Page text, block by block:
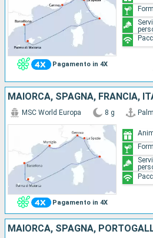
Pagamento in 4X
MAIORCA, SPAGNA, FRANCIA,
Pagamento in 4X
MSC World Europa 8 g